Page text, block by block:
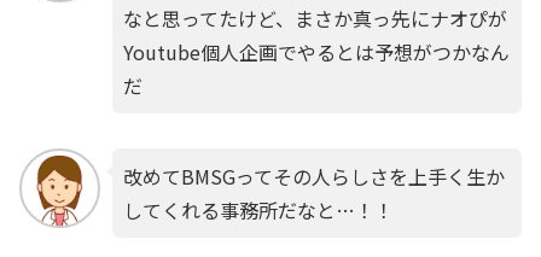
なと思ってたけど、まさか真っ先にナオぴが
Youtube個人企画でやるとは予想がつかなん
だ
改めてBMSGってその人らしさを上手く生か
してくれる事務所だなと…！！